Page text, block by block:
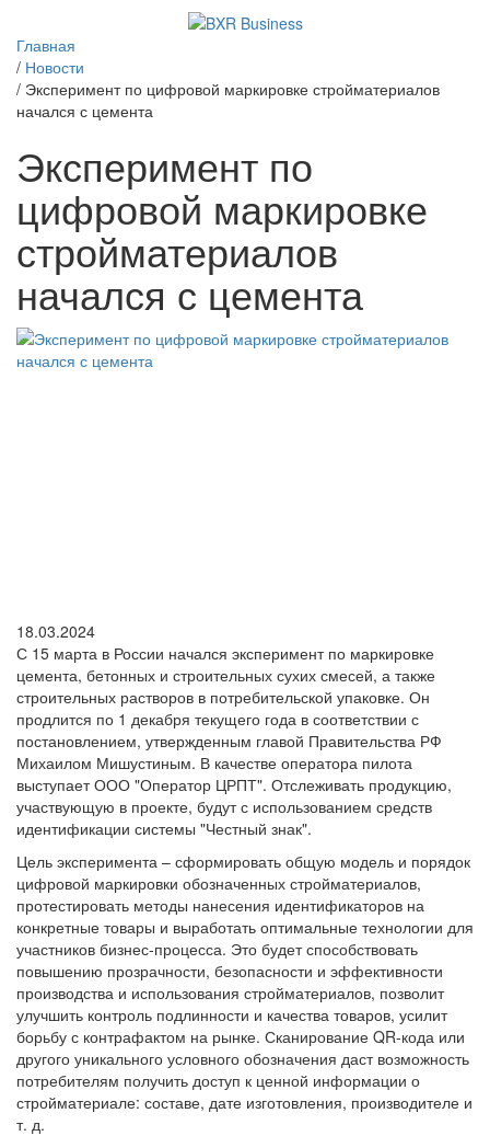
Главная
/ Новости
/ Эксперимент по цифровой маркировке стройматериалов
начался с цемента
Эксперимент по
цифровой маркировке
стройматериалов
начался с цемента
18.03.2024
С 15 марта в России начался эксперимент по маркировке
цемента, бетонных и строительных сухих смесей, а также
строительных растворов в потребительской упаковке. Он
продлится по 1 декабря текущего года в соответствии с
постановлением, утвержденным главой Правительства РФ
Михаилом Мишустиным. В качестве оператора пилота
выступает ООО "Оператор ЦРПТ". Отслеживать продукцию,
участвующую в проекте, будут с использованием средств
идентификации системы "Честный знак".
Цель эксперимента – сформировать общую модель и порядок
цифровой маркировки обозначенных стройматериалов,
протестировать методы нанесения идентификаторов на
конкретные товары и выработать оптимальные технологии для
участников бизнес-процесса. Это будет способствовать
повышению прозрачности, безопасности и эффективности
производства и использования стройматериалов, позволит
улучшить контроль подлинности и качества товаров, усилит
борьбу с контрафактом на рынке. Сканирование QR-кода или
другого уникального условного обозначения даст возможность
потребителям получить доступ к ценной информации о
стройматериале: составе, дате изготовления, производителе и
т. д.